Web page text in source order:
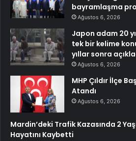
bayramlaşma
Ağustos 6, 2026
Japon adam 20
tek bir kelime
yıllar sonra
Ağustos 6, 2026
MHP Çıldır İlçe
Atandı
Ağustos 6, 2026
Mardin’deki Trafik Kazasında 2
Hayatını Kaybetti